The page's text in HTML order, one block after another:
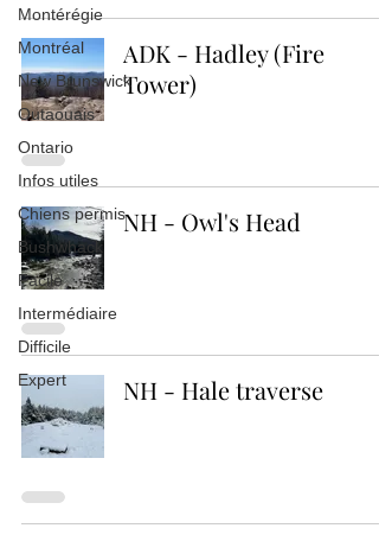
Montérégie
Montréal
New Brunswick
Outaouais
Ontario
Infos utiles
Chiens permis
Bushwhack
Facile
Intermédiaire
Difficile
Expert
ADK - Hadley (Fire
Tower)
NH - Owl's Head
NH - Hale traverse